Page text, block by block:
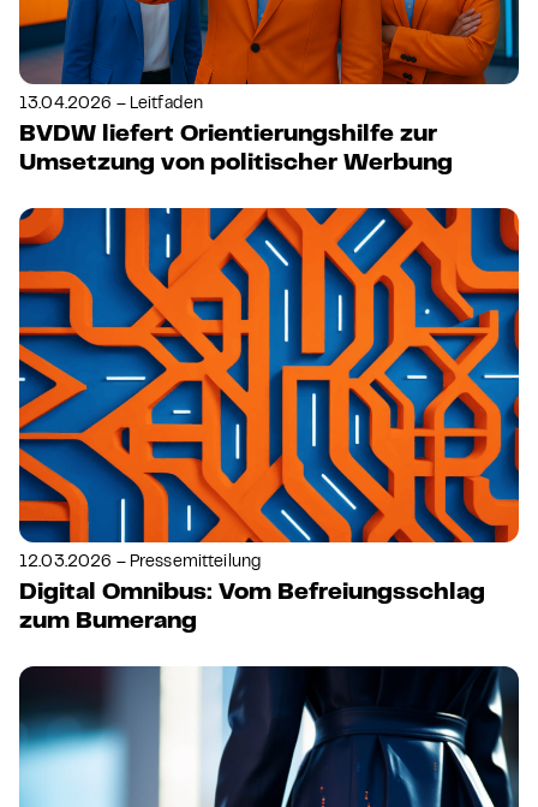
13.04.2026 – Leitfaden
BVDW liefert Orientierungshilfe zur
Umsetzung von politischer Werbung
12.03.2026 – Pressemitteilung
Digital Omnibus: Vom Befreiungsschlag
zum Bumerang